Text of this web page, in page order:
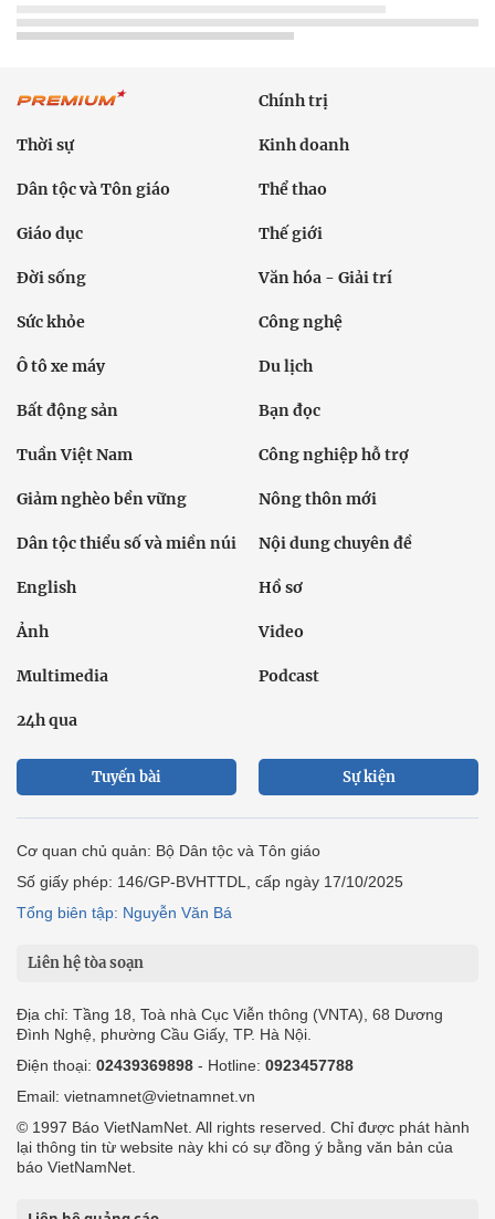
Chính trị
Thời sự Kinh doanh
Dân tộc và Tôn giáo Thể thao
Giáo dục Thế giới
Đời sống Văn hóa - Giải trí
Sức khỏe Công nghệ
Ô tô xe máy Du lịch
Bất động sản Bạn đọc
Tuần Việt Nam Công nghiệp hỗ trợ
Giảm nghèo bền vững Nông thôn mới
Dân tộc thiểu số và miền núi Nội dung chuyên đề
English Hồ sơ
Ảnh Video
Multimedia Podcast
24h qua
Tuyến bài Sự kiện
Cơ quan chủ quản: Bộ Dân tộc và Tôn giáo
Số giấy phép: 146/GP-BVHTTDL, cấp ngày 17/10/2025
Tổng biên tập: Nguyễn Văn Bá
Liên hệ tòa soạn
Địa chỉ: Tầng 18, Toà nhà Cục Viễn thông (VNTA), 68 Dương
Đình Nghệ, phường Cầu Giấy, TP. Hà Nội.
Điện thoại: 02439369898 - Hotline: 0923457788
Email: vietnamnet@vietnamnet.vn
© 1997 Báo VietNamNet. All rights reserved. Chỉ được phát hành
lại thông tin từ website này khi có sự đồng ý bằng văn bản của
báo VietNamNet.